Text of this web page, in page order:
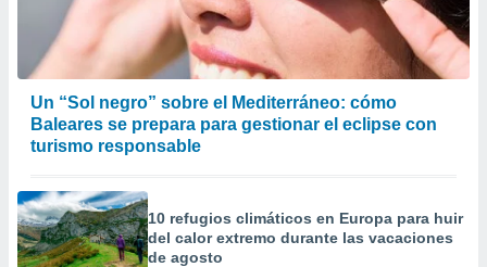
Un “Sol negro” sobre el Mediterráneo: cómo
Baleares se prepara para gestionar el eclipse con
turismo responsable
10 refugios climáticos en Europa para huir
del calor extremo durante las vacaciones
de agosto